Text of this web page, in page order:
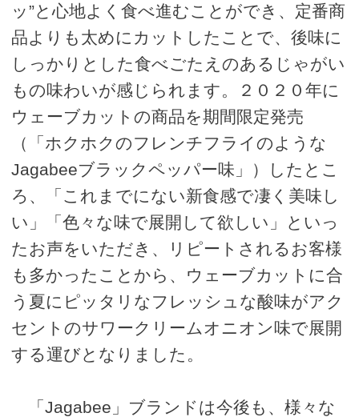
ッ”と心地よく食べ進むことができ、定番商
品よりも太めにカットしたことで、後味に
しっかりとした食べごたえのあるじゃがい
もの味わいが感じられます。２０２０年に
ウェーブカットの商品を期間限定発売
（「ホクホクのフレンチフライのような
Jagabeeブラックペッパー味」）したとこ
ろ、「これまでにない新食感で凄く美味し
い」「色々な味で展開して欲しい」といっ
たお声をいただき、リピートされるお客様
も多かったことから、ウェーブカットに合
う夏にピッタリなフレッシュな酸味がアク
セントのサワークリームオニオン味で展開
する運びとなりました。
「Jagabee」ブランドは今後も、様々な